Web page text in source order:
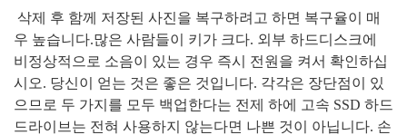
삭제 후 함께 저장된 사진을 복구하려고 하면 복구율이 매
우 높습니다.많은 사람들이 키가 크다. 외부 하드디스크에
비정상적으로 소음이 있는 경우 즉시 전원을 켜서 확인하십
시오. 당신이 얻는 것은 좋은 것입니다. 각각은 장단점이 있
으므로 두 가지를 모두 백업한다는 전제 하에 고속 SSD 하드
드라이브는 전혀 사용하지 않는다면 나쁜 것이 아닙니다. 손